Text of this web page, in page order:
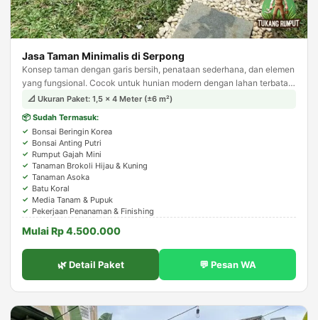
Jasa Taman Minimalis di Serpong
Konsep taman dengan garis bersih, penataan sederhana, dan elemen
yang fungsional. Cocok untuk hunian modern dengan lahan terbatas,
tampil estetis tanpa kesan berlebihan.
📐 Ukuran Paket: 1,5 × 4 Meter (±6 m²)
📦 Sudah Termasuk:
Bonsai Beringin Korea
Bonsai Anting Putri
Rumput Gajah Mini
Tanaman Brokoli Hijau & Kuning
Tanaman Asoka
Batu Koral
Media Tanam & Pupuk
Pekerjaan Penanaman & Finishing
Mulai Rp 4.500.000
🌿 Detail Paket 💬 Pesan WA